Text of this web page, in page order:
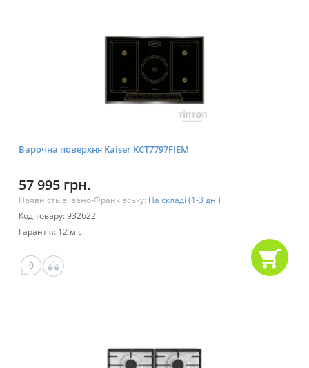
Варочна поверхня Kaiser KCT7797FIEM
57 995 грн.
Наявність в Івано-Франківську: На складі (1-3 дні)
Код товару: 932622
Гарантія: 12 міс.
0